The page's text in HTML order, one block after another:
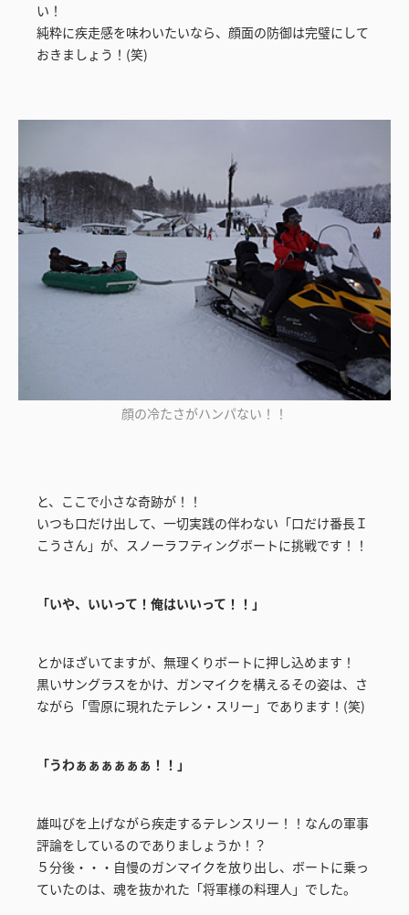
い！
純粋に疾走感を味わいたいなら、顔面の防御は完璧にして
おきましょう！(笑)
顔の冷たさがハンパない！！
と、ここで小さな奇跡が！！
いつも口だけ出して、一切実践の伴わない「口だけ番長Ｉ
こうさん」が、スノーラフティングボートに挑戦です！！
「いや、いいって！俺はいいって！！」
とかほざいてますが、無理くりボートに押し込めます！
黒いサングラスをかけ、ガンマイクを構えるその姿は、さ
ながら「雪原に現れたテレン・スリー」であります！(笑)
「うわぁぁぁぁぁぁ！！」
雄叫びを上げながら疾走するテレンスリー！！なんの軍事
評論をしているのでありましょうか！？
５分後・・・自慢のガンマイクを放り出し、ボートに乗っ
ていたのは、魂を抜かれた「将軍様の料理人」でした。